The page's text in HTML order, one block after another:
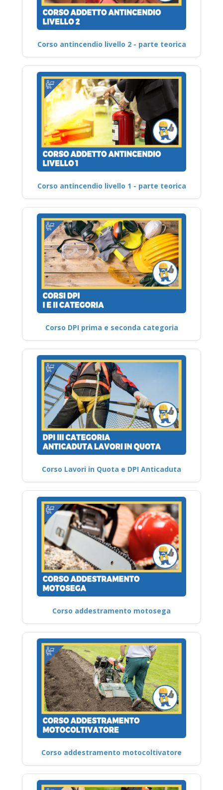
Corso antincendio livello 2 - parte teorica
Corso antincendio livello 1 - parte teorica
Corso DPI prima e seconda categoria
Corso Lavori in Quota e DPI Anticaduta
Corso addestramento motosega
Corso addestramento motocoltivatore